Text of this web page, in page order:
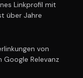
Linkprofil mit
über Jahre
von
Google Relevanz